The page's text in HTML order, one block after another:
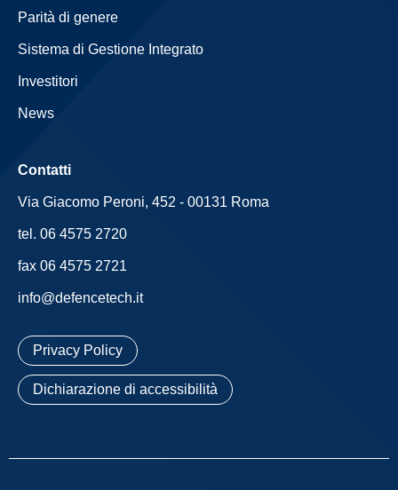
Parità di genere
Sistema di Gestione Integrato
Investitori
News
Contatti
Via Giacomo Peroni, 452 - 00131 Roma
tel. 06 4575 2720
fax 06 4575 2721
info@defencetech.it
Privacy Policy
Dichiarazione di accessibilità